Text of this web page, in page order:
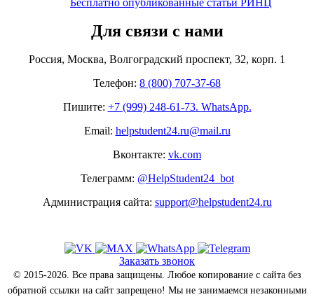
Бесплатно опубликованные статьи РИНЦ
Для связи с нами
Россия, Москва, Волгоградский проспект, 32, корп. 1
Телефон: 8 (800) 707-37-68
Пишите: +7 (999) 248-61-73. WhatsApp.
Email: helpstudent24.ru@mail.ru
Вконтакте: vk.com
Телеграмм: @HelpStudent24_bot
Администрация сайта: support@helpstudent24.ru
Заказать звонок
© 2015-2026. Все права защищены. Любое копирование с сайта без
обратной ссылки на сайт запрещено! Мы не занимаемся незаконными